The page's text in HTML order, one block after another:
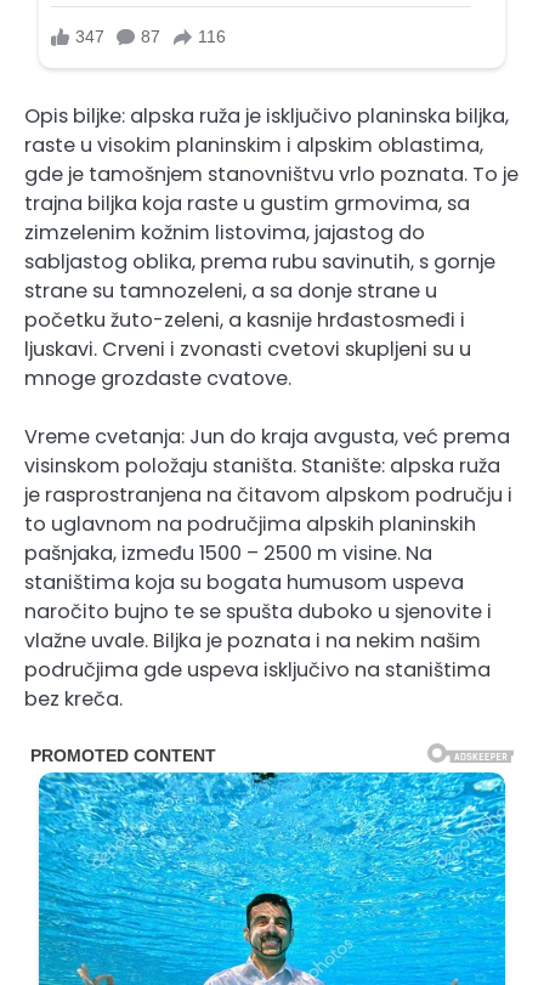
Opis biljke: alpska ruža je isključivo planinska biljka,
raste u visokim planinskim i alpskim oblastima,
gde je tamošnjem stanovništvu vrlo poznata. To je
trajna biljka koja raste u gustim grmovima, sa
zimzelenim kožnim listovima, jajastog do
sabljastog oblika, prema rubu savinutih, s gornje
strane su tamnozeleni, a sa donje strane u
početku žuto-zeleni, a kasnije hrđastosmeđi i
ljuskavi. Crveni i zvonasti cvetovi skupljeni su u
mnoge grozdaste cvatove.
Vreme cvetanja: Jun do kraja avgusta, već prema
visinskom položaju staništa. Stanište: alpska ruža
je rasprostranjena na čitavom alpskom području i
to uglavnom na područjima alpskih planinskih
pašnjaka, između 1500 – 2500 m visine. Na
staništima koja su bogata humusom uspeva
naročito bujno te se spušta duboko u sjenovite i
vlažne uvale. Biljka je poznata i na nekim našim
područjima gde uspeva isključivo na staništima
bez kreča.